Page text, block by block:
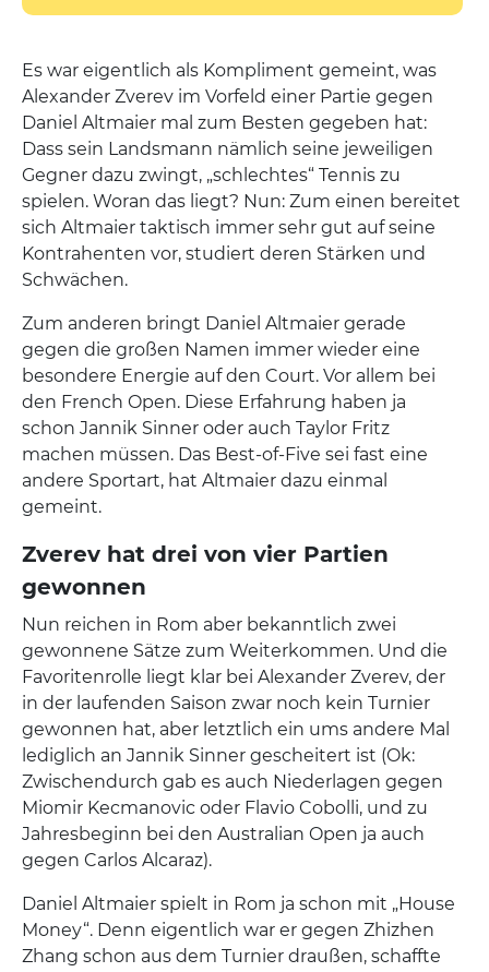
Es war eigentlich als Kompliment gemeint, was
Alexander Zverev im Vorfeld einer Partie gegen
Daniel Altmaier mal zum Besten gegeben hat:
Dass sein Landsmann nämlich seine jeweiligen
Gegner dazu zwingt, „schlechtes“ Tennis zu
spielen. Woran das liegt? Nun: Zum einen bereitet
sich Altmaier taktisch immer sehr gut auf seine
Kontrahenten vor, studiert deren Stärken und
Schwächen.
Zum anderen bringt Daniel Altmaier gerade
gegen die großen Namen immer wieder eine
besondere Energie auf den Court. Vor allem bei
den French Open. Diese Erfahrung haben ja
schon Jannik Sinner oder auch Taylor Fritz
machen müssen. Das Best-of-Five sei fast eine
andere Sportart, hat Altmaier dazu einmal
gemeint.
Zverev hat drei von vier Partien
gewonnen
Nun reichen in Rom aber bekanntlich zwei
gewonnene Sätze zum Weiterkommen. Und die
Favoritenrolle liegt klar bei Alexander Zverev, der
in der laufenden Saison zwar noch kein Turnier
gewonnen hat, aber letztlich ein ums andere Mal
lediglich an Jannik Sinner gescheitert ist (Ok:
Zwischendurch gab es auch Niederlagen gegen
Miomir Kecmanovic oder Flavio Cobolli, und zu
Jahresbeginn bei den Australian Open ja auch
gegen Carlos Alcaraz).
Daniel Altmaier spielt in Rom ja schon mit „House
Money“. Denn eigentlich war er gegen Zhizhen
Zhang schon aus dem Turnier draußen, schaffte